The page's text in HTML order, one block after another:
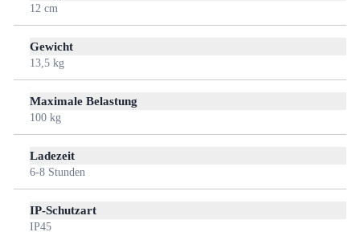
12 cm
Gewicht
13,5 kg
Maximale Belastung
100 kg
Ladezeit
6-8 Stunden
IP-Schutzart
IP45